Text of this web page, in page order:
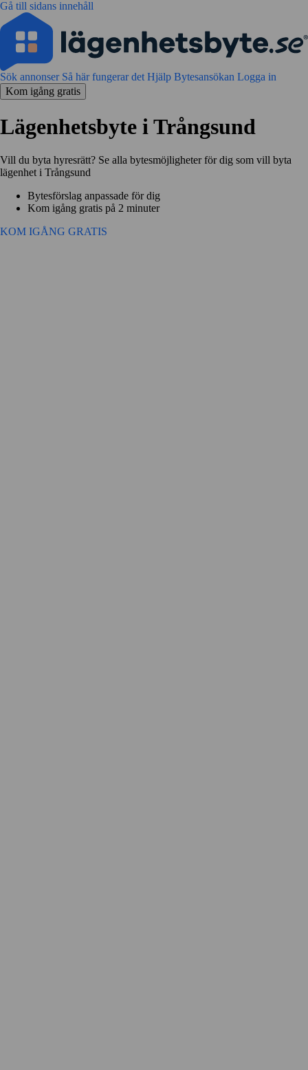
Gå till sidans innehåll
Sök annonser Så här fungerar det Hjälp Bytesansökan Logga in
Kom igång gratis
Lägenhetsbyte i Trångsund
Vill du byta hyresrätt? Se alla bytesmöjligheter för dig som vill byta
lägenhet i Trångsund
Bytesförslag anpassade för dig
Kom igång gratis på 2 minuter
KOM IGÅNG GRATIS